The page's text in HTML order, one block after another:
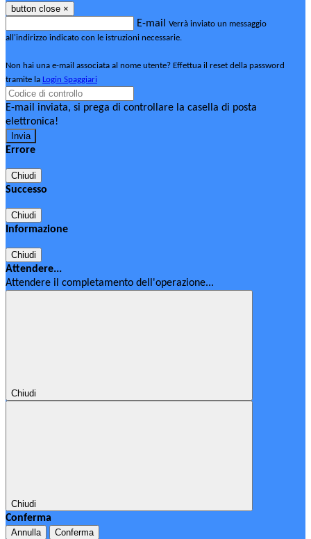
button close ×
E-mail Verrà inviato un messaggio
all'indirizzo indicato con le istruzioni necessarie.
Non hai una e-mail associata al nome utente? Effettua il reset della password
tramite la Login Spaggiari
E-mail inviata, si prega di controllare la casella di posta
elettronica!
Errore
Chiudi
Successo
Chiudi
Informazione
Chiudi
Attendere...
Attendere il completamento dell'operazione...
Chiudi
Chiudi
Conferma
Annulla Conferma